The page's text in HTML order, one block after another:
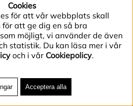
S
PLATE BRANCHES YELLOW
L
Cookies
för att vår webbplats skall
för att ge dig en så bra
möjligt, vi använder de även
statistik. Du kan läsa mer i vår
och i vår Cookiepolicy.
Acceptera alla